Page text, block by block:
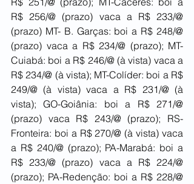
R$ 256/@ (prazo) vaca a R$ 233/@
(prazo) MT- B. Garças: boi a R$ 248/@
(prazo) vaca a R$ 234/@ (prazo); MT-
Cuiabá: boi a R$ 246/@ (à vista) vaca a
R$ 234/@ (à vista); MT-Colíder: boi a R$
249/@ (à vista) vaca a R$ 231/@ (à
vista); GO-Goiânia: boi a R$ 271/@
(prazo) vaca R$ 243/@ (prazo); RS-
Fronteira: boi a R$ 270/@ (à vista) vaca
a R$ 240/@ (prazo); PA-Marabá: boi a
R$ 233/@ (prazo) vaca a R$ 224/@
(prazo); PA-Redenção: boi a R$ 228/@